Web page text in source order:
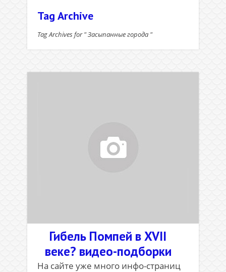
Tag Archive
Tag Archives for " Засыпанные города "
Гибель Помпей в XVII
веке? видео-подборки
На сайте уже много инфо-страниц